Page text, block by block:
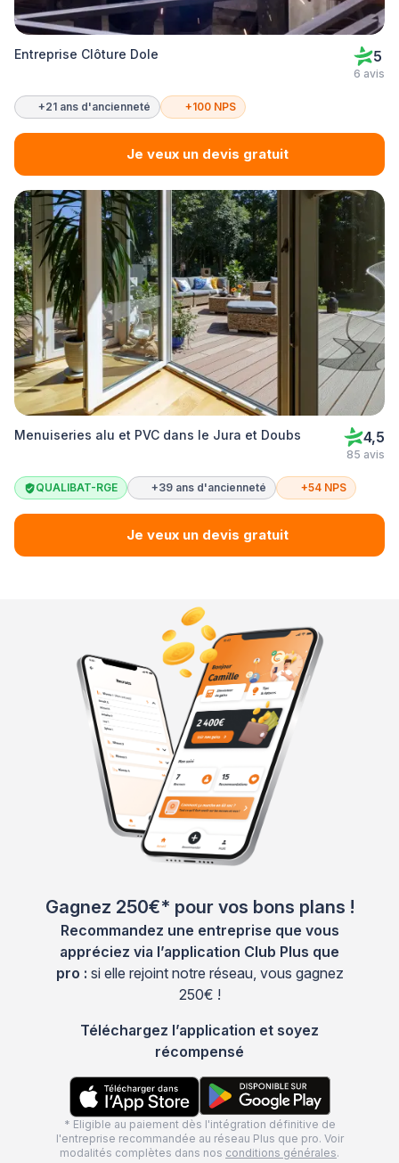
Entreprise Clôture Dole 5
6 avis
+21 ans d'ancienneté +100 NPS
Je veux un devis gratuit
Menuiseries alu et PVC dans le Jura et Doubs 4,5
85 avis
QUALIBAT-RGE +39 ans d'ancienneté +54 NPS
Je veux un devis gratuit
Gagnez 250€* pour vos bons plans !
Recommandez une entreprise que vous
appréciez via l’application Club Plus que
pro : si elle rejoint notre réseau, vous gagnez
250€ !
Téléchargez l’application et soyez
récompensé
* Eligible au paiement dès l'intégration définitive de
l'entreprise recommandée au réseau Plus que pro. Voir
modalités complètes dans nos conditions générales.